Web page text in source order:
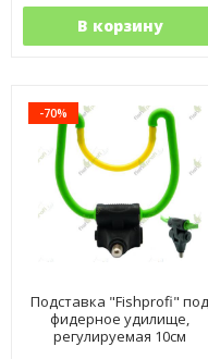
В корзину
-70%
Подставка "Fishprofi" под
фидерное удилище,
регулируемая 10см